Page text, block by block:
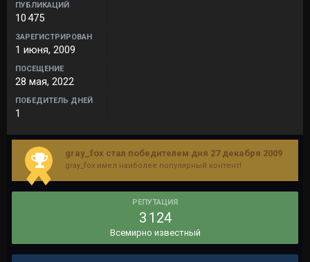
ПУБЛИКАЦИЙ
10 475
ЗАРЕГИСТРИРОВАН
1 июня, 2009
ПОСЕЩЕНИЕ
28 мая, 2022
ПОБЕДИТЕЛЬ ДНЕЙ
1
gray_fox стал победителем дня 27 декабря 2009
gray_fox имел наиболее популярный контент!
РЕПУТАЦИЯ
3 124
Всемирно известный